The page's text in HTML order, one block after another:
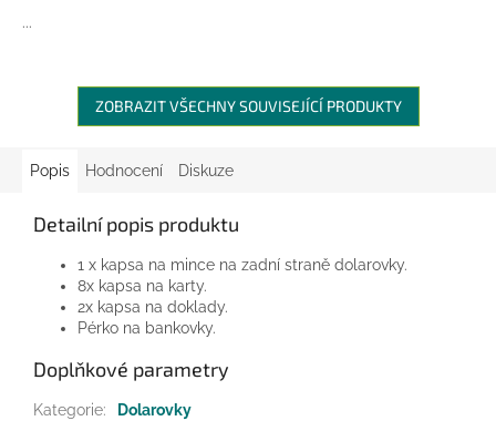
...
ZOBRAZIT VŠECHNY SOUVISEJÍCÍ PRODUKTY
Popis Hodnocení Diskuze
Detailní popis produktu
1 x kapsa na mince na zadní straně dolarovky.
8x kapsa na karty.
2x kapsa na doklady.
Pérko na bankovky.
Doplňkové parametry
Kategorie: Dolarovky